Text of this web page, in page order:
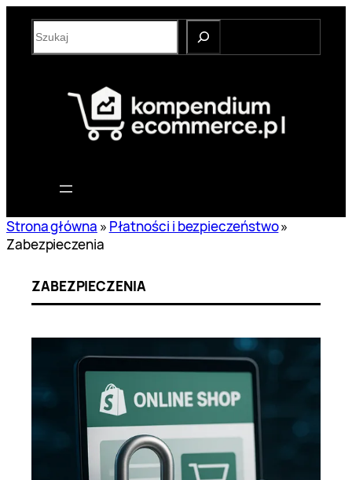
Przejdź
treści
S
e
Strona główna » Płatności i bezpieczeństwo»
Zabezpieczenia
ZABEZPIECZENIA